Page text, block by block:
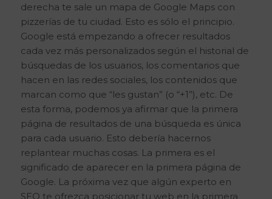
derecha te sale un mapa de Google Maps con
pizzerías de tu ciudad. Esto es sólo el principio.
Google está empezando a ofrecer resultados
cada vez más personalizados según el historial de
búsquedas de los usuarios, los comentarios que
hacen en las redes sociales, los contenidos que
marcan como que “les gustan” (o “+1”), etc. De
esta forma, podemos ya afirmar que la primera
página de resultados de una búsqueda es única
para cada usuario. Esto debería hacernos
replantear muchas cosas. La primera es el
significado de aparecer en la primera página de
Google. La próxima vez que algún experto en
SEO te ofrezca posicionar tu web en la primera